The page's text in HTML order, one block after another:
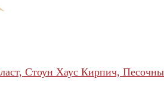
Стоун Хаус Кирпич,